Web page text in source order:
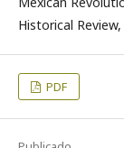
Historical
PDF